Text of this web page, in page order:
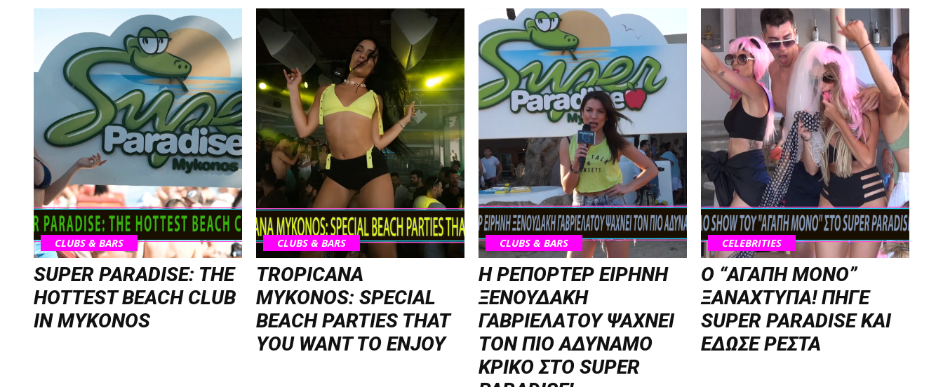
CLUBS & BARS
SUPER PARADISE: THE
HOTTEST BEACH CLUB
IN MYKONOS
CLUBS & BARS
TROPICANA
MYKONOS: SPECIAL
BEACH PARTIES THAT
YOU WANT TO ENJOY
CLUBS & BARS
Η ΡΕΠΟΡΤΕΡ ΕΙΡΗΝΗ
ΞΕΝΟΥΔΑΚΗ
ΓΑΒΡΙΕΛΑΤΟΥ ΨΑΧΝΕΙ
ΤΟΝ ΠΙΟ ΑΔΥΝΑΜΟ
ΚΡΙΚΟ ΣΤΟ SUPER
CELEBRITIES
Ο “ΑΓΑΠΗ ΜΟΝΟ”
ΞΑΝΑΧΤΥΠΑ! ΠΗΓΕ
SUPER PARADISE ΚΑΙ
ΕΔΩΣΕ ΡΕΣΤΑ